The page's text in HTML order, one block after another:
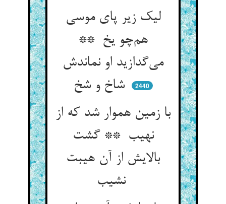
لیک زیر پای موسی
هم‌چو یخ **
می‌گدازید او نماندش
شاخ و شخ
2440
با زمین هموار شد که از
نهیب ** گشت
بالایش از آن هیبت
نشیب